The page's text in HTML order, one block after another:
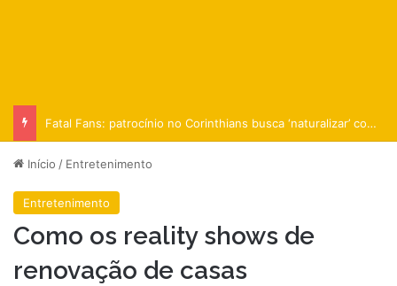
Fatal Fans: patrocínio no Corinthians busca ‘naturalizar’ conteúdo adulto
Início / Entretenimento
Entretenimento
Como os reality shows de
renovação de casas